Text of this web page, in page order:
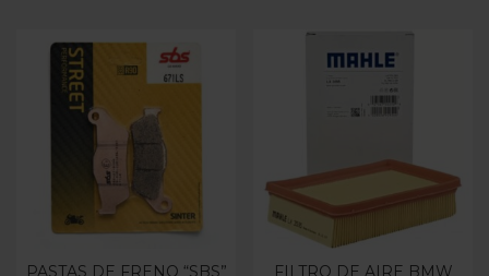
PASTAS DE FRENO “SBS”
FILTRO DE AIRE BMW